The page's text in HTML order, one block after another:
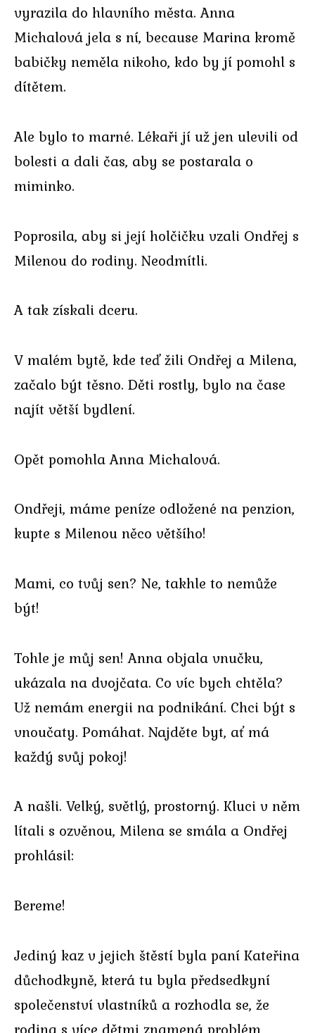
vyrazila do hlavního města. Anna
Michalová jela s ní, because Marina kromě
babičky neměla nikoho, kdo by jí pomohl s
dítětem.
Ale bylo to marné. Lékaři jí už jen ulevili od
bolesti a dali čas, aby se postarala o
miminko.
Poprosila, aby si její holčičku vzali Ondřej s
Milenou do rodiny. Neodmítli.
A tak získali dceru.
V malém bytě, kde teď žili Ondřej a Milena,
začalo být těsno. Děti rostly, bylo na čase
najít větší bydlení.
Opět pomohla Anna Michalová.
Ondřeji, máme peníze odložené na penzion,
kupte s Milenou něco většího!
Mami, co tvůj sen? Ne, takhle to nemůže
být!
Tohle je můj sen! Anna objala vnučku,
ukázala na dvojčata. Co víc bych chtěla?
Už nemám energii na podnikání. Chci být s
vnoučaty. Pomáhat. Najděte byt, ať má
každý svůj pokoj!
A našli. Velký, světlý, prostorný. Kluci v něm
lítali s ozvěnou, Milena se smála a Ondřej
prohlásil:
Bereme!
Jediný kaz v jejich štěstí byla paní Kateřina
důchodkyně, která tu byla předsedkyní
společenství vlastníků a rozhodla se, že